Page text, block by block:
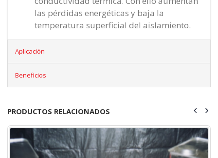
las pérdidas energéticas y baja la
temperatura superficial del aislamiento.
Aplicación
Beneficios
PRODUCTOS RELACIONADOS